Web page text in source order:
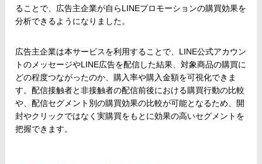
ることで、広告主企業が自らLINEプロモーションの購買効果を
分析できるようになりました。
広告主企業は本サービスを利用することで、LINE公式アカウン
トのメッセージやLINE広告を配信した結果、対象商品の購買に
どの程度つながったのか、購入率や購入金額を可視化できま
す。配信接触者と非接触者の配信前後における購買行動の比較
や、配信セグメント別の購買効果の比較が可能となるため、開
封やクリックではなく実購買をもとに効果の高いセグメントを
把握できます。